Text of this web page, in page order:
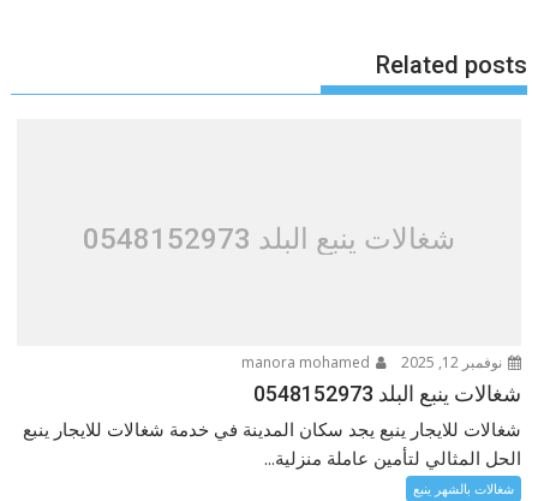
Related posts
شغالات ينبع البلد 0548152973
نوفمبر 12, 2025
شغالات ينبع البلد 0548152973
شغالات للايجار ينبع يجد سكان المدينة في خدمة شغالات للايجار ينبع
الحل المثالي لتأمين عاملة منزلية...
شغالات بالشهر ينبع